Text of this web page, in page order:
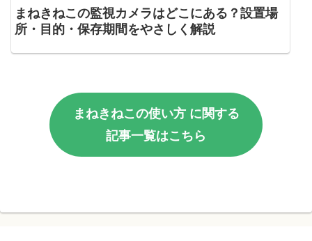
まねきねこの監視カメラはどこにある？設置場
所・目的・保存期間をやさしく解説
まねきねこの使い方 に関する
記事一覧はこちら